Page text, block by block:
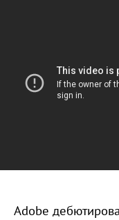
Adobe